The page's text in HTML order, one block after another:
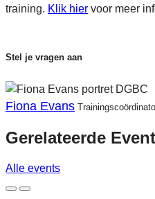
training. Klik hier voor meer
Stel je vragen aan
Fiona Evans
Gerelateerde
Alle events